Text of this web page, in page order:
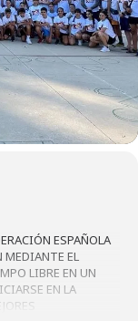
ESPAÑOLA
MEDIANTE EL
LIBRE EN UN
EN LA